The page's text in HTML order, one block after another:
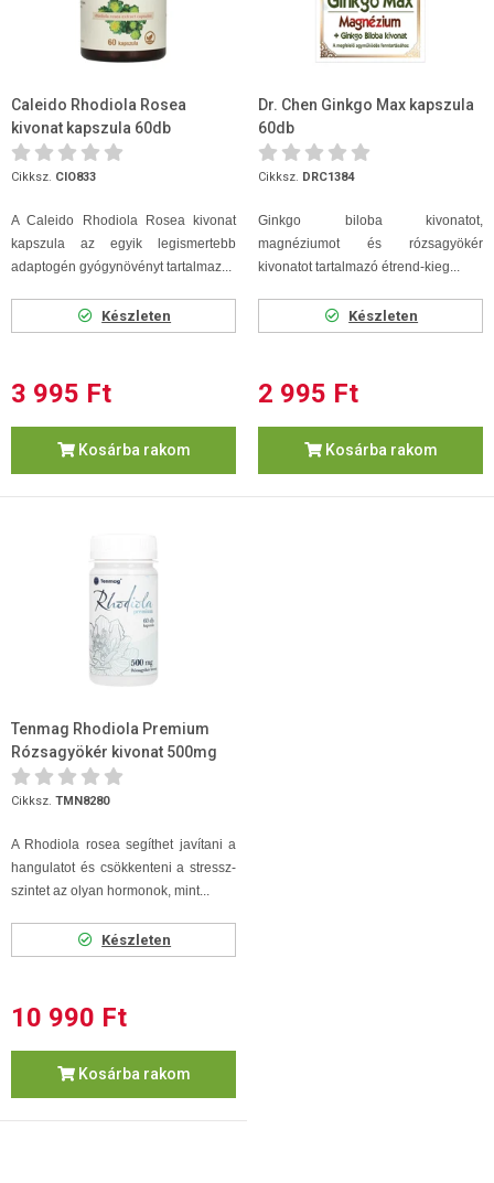
Caleido Rhodiola Rosea
kivonat kapszula 60db
Cikksz. CIO833
A Caleido Rhodiola Rosea kivonat
kapszula az egyik legismertebb
adaptogén gyógynövényt tartalmaz...
Készleten
3 995 Ft
Kosárba rakom
Dr. Chen Ginkgo Max kapszula
60db
Cikksz. DRC1384
Ginkgo biloba kivonatot,
magnéziumot és rózsagyökér
kivonatot tartalmazó étrend-kieg...
Készleten
2 995 Ft
Kosárba rakom
Tenmag Rhodiola Premium
Rózsagyökér kivonat 500mg
60db kapszula
Cikksz. TMN8280
A Rhodiola rosea segíthet javítani a
hangulatot és csökkenteni a stressz-
szintet az olyan hormonok, mint...
Készleten
10 990 Ft
Kosárba rakom